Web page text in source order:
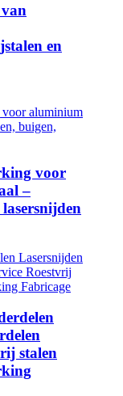
en
voor
–
stalen